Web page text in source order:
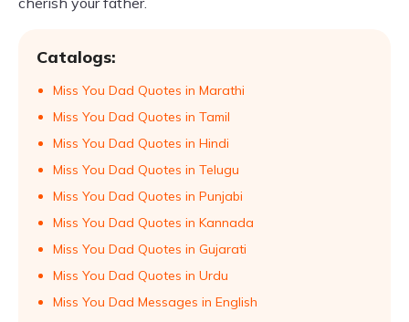
Catalogs:
Miss You Dad Quotes in Marathi
Miss You Dad Quotes in Tamil
Miss You Dad Quotes in Hindi
Miss You Dad Quotes in Telugu
Miss You Dad Quotes in Punjabi
Miss You Dad Quotes in Kannada
Miss You Dad Quotes in Gujarati
Miss You Dad Quotes in Urdu
Miss You Dad Messages in English